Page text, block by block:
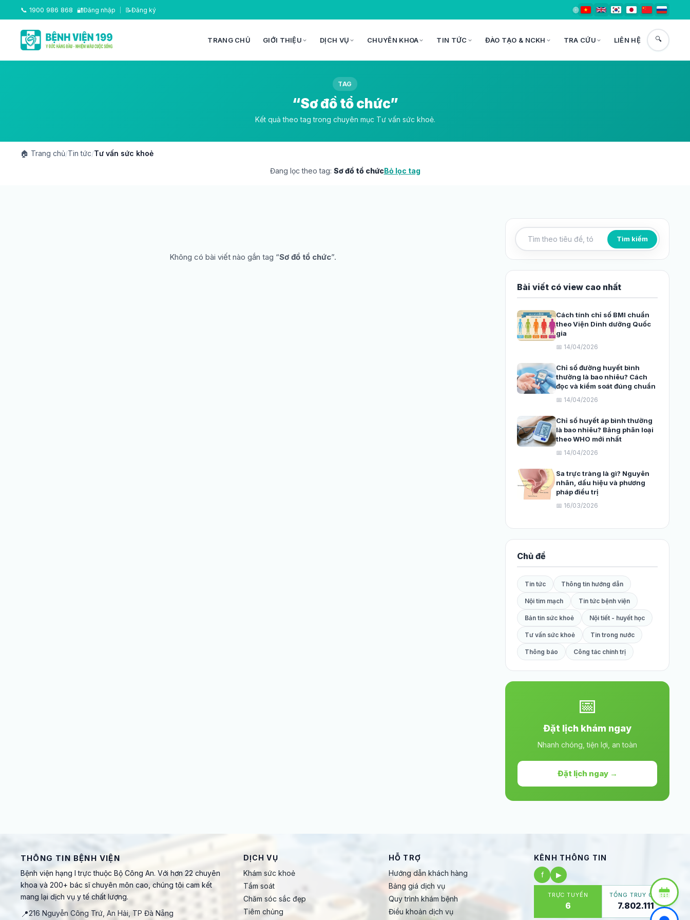
📞 1900 986 868 🔐Đăng nhập 📝Đăng ký 🌐
TRANG CHỦ GIỚI THIỆU DỊCH VỤ CHUYÊN KHOA TIN TỨC ĐÀO TẠO & NCKH TRA CỨU LIÊN HỆ 🔍
TAG
“Sơ đồ tổ chức”
Kết quả theo tag trong chuyên mục Tư vấn sức khoẻ.
🏠 Trang chủ/Tin tức/Tư vấn sức khoẻ
Đang lọc theo tag: Sơ đồ tổ chứcBỏ lọc tag
Không có bài viết nào gắn tag “Sơ đồ tổ chức”.
Tìm kiếm bài viết
Tìm kiếm
Bài viết có view cao nhất
Cách tính chỉ số BMI chuẩn
theo Viện Dinh dưỡng Quốc
gia
📅 14/04/2026
Chỉ số đường huyết bình
thường là bao nhiêu? Cách
đọc và kiểm soát đúng chuẩn
📅 14/04/2026
Chỉ số huyết áp bình thường
là bao nhiêu? Bảng phân loại
theo WHO mới nhất
📅 14/04/2026
Sa trực tràng là gì? Nguyên
nhân, dấu hiệu và phương
pháp điều trị
📅 16/03/2026
Chủ đề
Tin tức Thông tin hướng dẫn
Nội tim mạch Tin tức bệnh viện
Bản tin sức khoẻ Nội tiết - huyết học
Tư vấn sức khoẻ Tin trong nước
Thông báo Công tác chính trị
📅
Đặt lịch khám ngay
Nhanh chóng, tiện lợi, an toàn
Đặt lịch ngay →
THÔNG TIN BỆNH VIỆN
Bệnh viện hạng I trực thuộc Bộ Công An. Với hơn 22 chuyên
khoa và 200+ bác sĩ chuyên môn cao, chúng tôi cam kết
mang lại dịch vụ y tế chất lượng.
📍216 Nguyễn Công Trứ, An Hải, TP Đà Nẵng
DỊCH VỤ
Khám sức khoẻ
Tầm soát
Chăm sóc sắc đẹp
Tiêm chủng
HỖ TRỢ
Hướng dẫn khách hàng
Bảng giá dịch vụ
Quy trình khám bệnh
Điều khoản dịch vụ
KÊNH THÔNG TIN
f
▶
TRỰC TUYẾN
6
TỔNG TRUY CẬP
7.802.111